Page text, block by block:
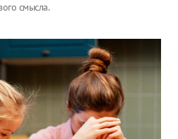
смысла.